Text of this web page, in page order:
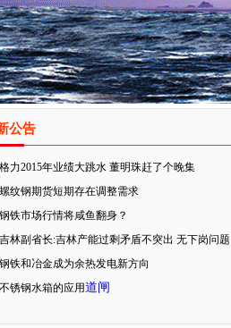
公告
格力2015年业绩大跳水 董明珠赶了个晚集
螺纹钢期货短期存在调整需求
钢铁市场行情将咸鱼翻身？
吉林副省长:吉林产能过剩矛盾不突出 无下岗问题
钢铁和冶金成为余热发电新方向
不锈钢水箱的应用道闸